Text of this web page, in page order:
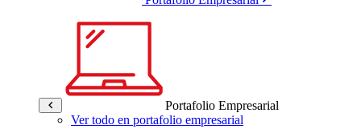
Portafolio Empresarial
Ver todo en portafolio empresarial